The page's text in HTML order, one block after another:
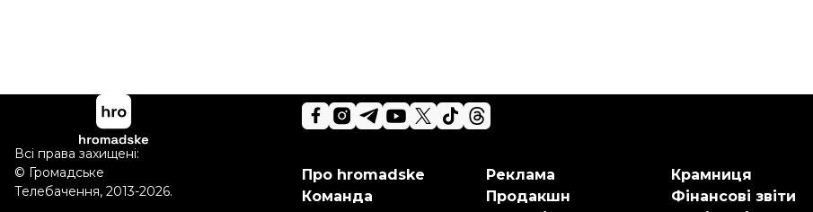
Про hromadske
Команда
Реклама
Продакшн
Крамниця
Фінансові звіти
Всі права захищені:
© Громадське
Телебачення, 2013-2026.